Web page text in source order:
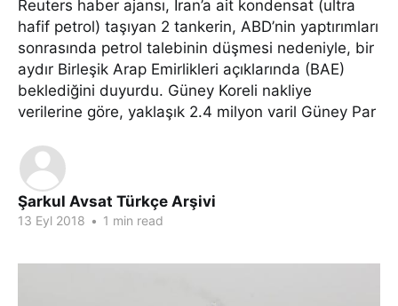
Reuters haber ajansı, İran’a ait kondensat (ultra
hafif petrol) taşıyan 2 tankerin, ABD’nin yaptırımları
sonrasında petrol talebinin düşmesi nedeniyle, bir
aydır Birleşik Arap Emirlikleri açıklarında (BAE)
beklediğini duyurdu. Güney Koreli nakliye
verilerine göre, yaklaşık 2.4 milyon varil Güney Par
Şarkul Avsat Türkçe Arşivi
13 Eyl 2018 • 1 min read